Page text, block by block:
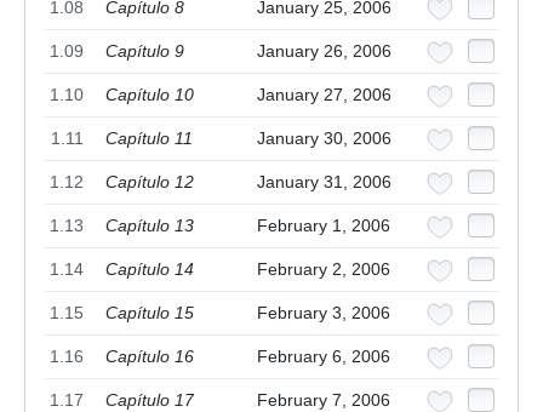
1.08 Capítulo 8 January 25, 2006
1.09 Capítulo 9 January 26, 2006
1.10 Capítulo 10 January 27, 2006
1.11 Capítulo 11 January 30, 2006
1.12 Capítulo 12 January 31, 2006
1.13 Capítulo 13 February 1, 2006
1.14 Capítulo 14 February 2, 2006
1.15 Capítulo 15 February 3, 2006
1.16 Capítulo 16 February 6, 2006
1.17 Capítulo 17 February 7, 2006